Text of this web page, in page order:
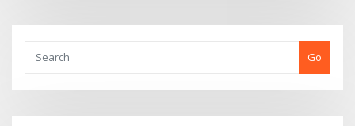
Go